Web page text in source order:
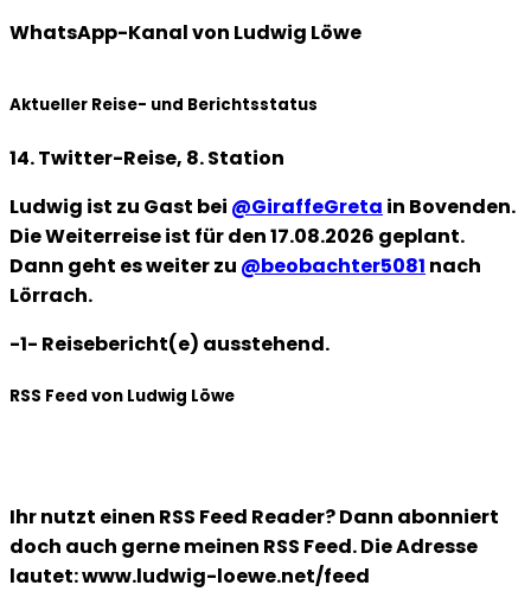
WhatsApp-Kanal von Ludwig Löwe
Aktueller Reise- und Berichtsstatus
14. Twitter-Reise, 8. Station
Ludwig ist zu Gast bei @GiraffeGreta in Bovenden.
Die Weiterreise ist für den 17.08.2026 geplant.
Dann geht es weiter zu @beobachter5081 nach
Lörrach.
-1- Reisebericht(e) ausstehend.
RSS Feed von Ludwig Löwe
Ihr nutzt einen RSS Feed Reader? Dann abonniert
doch auch gerne meinen RSS Feed. Die Adresse
lautet: www.ludwig-loewe.net/feed